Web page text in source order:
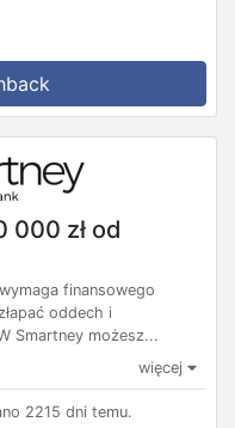
000 zł od
finansowego
oddech i
Smartney możesz...
więcej
2215 dni temu.